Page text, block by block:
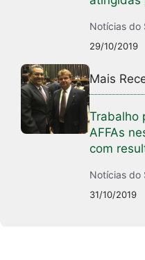
Notícias do
29/10/2019
Mais
Trabalho
AFFAs
com
Notícias do
31/10/2019